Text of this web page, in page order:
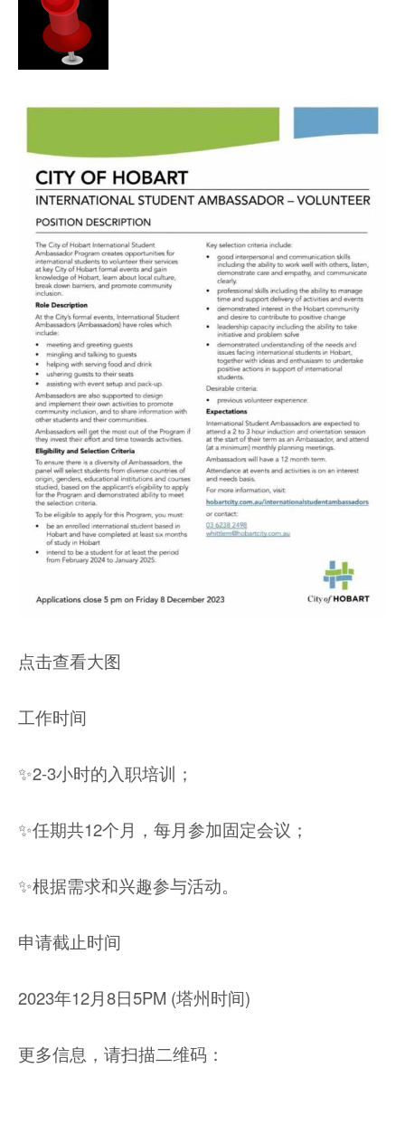
点击查看大图
工作时间
✨2-3小时的入职培训；
✨任期共12个月，每月参加固定会议；
✨根据需求和兴趣参与活动。
申请截止时间
2023年12月8日5PM (塔州时间)
更多信息，请扫描二维码：